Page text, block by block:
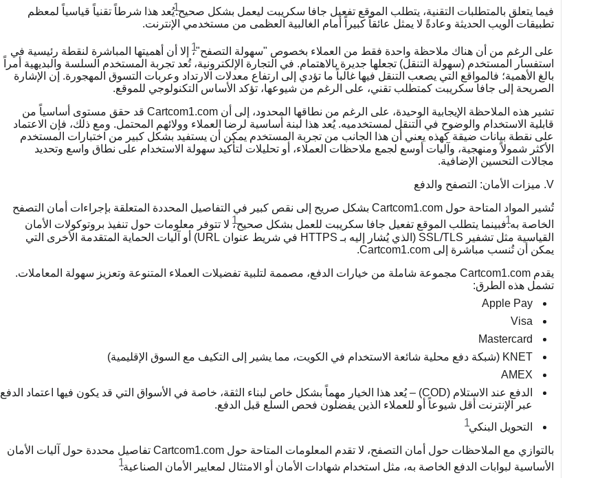
فيما يتعلق بالمتطلبات التقنية، يتطلب الموقع تفعيل جافا سكريبت ليعمل بشكل صحيح.1يُعد هذا شرطاً تقنياً قياسياً لمعظم
تطبيقات الويب الحديثة وعادةً لا يمثل عائقاً كبيراً أمام الغالبية العظمى من مستخدمي الإنترنت.
على الرغم من أن هناك ملاحظة واحدة فقط من العملاء بخصوص "سهولة التصفح"1، إلا أن أهميتها المباشرة لنقطة رئيسية في
استفسار المستخدم (سهولة التنقل) تجعلها جديرة بالاهتمام. في التجارة الإلكترونية، تُعد تجربة المستخدم السلسة والبديهية أمراً
بالغ الأهمية؛ فالمواقع التي يصعب التنقل فيها غالباً ما تؤدي إلى ارتفاع معدلات الارتداد وعربات التسوق المهجورة. إن الإشارة
الصريحة إلى جافا سكريبت كمتطلب تقني، على الرغم من شيوعها، تؤكد الأساس التكنولوجي للموقع.
تشير هذه الملاحظة الإيجابية الوحيدة، على الرغم من نطاقها المحدود، إلى أن Cartcom1.com قد حقق مستوى أساسياً من
قابلية الاستخدام والوضوح في التنقل لمستخدميه. يُعد هذا لبنة أساسية لرضا العملاء وولائهم المحتمل. ومع ذلك، فإن الاعتماد
على نقطة بيانات ضيقة كهذه يعني أن هذا الجانب من تجربة المستخدم يمكن أن يستفيد بشكل كبير من اختبارات المستخدم
الأكثر شمولاً ومنهجية، وآليات أوسع لجمع ملاحظات العملاء، أو تحليلات لتأكيد سهولة الاستخدام على نطاق واسع وتحديد
مجالات التحسين الإضافية.
V. ميزات الأمان: التصفح والدفع
تُشير المواد المتاحة حول Cartcom1.com بشكل صريح إلى نقص كبير في التفاصيل المحددة المتعلقة بإجراءات أمان التصفح
الخاصة به.1فبينما يتطلب الموقع تفعيل جافا سكريبت للعمل بشكل صحيح1، لا تتوفر معلومات حول تنفيذ بروتوكولات الأمان
القياسية مثل تشفير SSL/TLS (الذي يُشار إليه بـ HTTPS في شريط عنوان URL) أو آليات الحماية المتقدمة الأخرى التي
يمكن أن تُنسب مباشرة إلى Cartcom1.com.
يقدم Cartcom1.com مجموعة شاملة من خيارات الدفع، مصممة لتلبية تفضيلات العملاء المتنوعة وتعزيز سهولة المعاملات.
تشمل هذه الطرق:
Apple Pay
Visa
Mastercard
KNET (شبكة دفع محلية شائعة الاستخدام في الكويت، مما يشير إلى التكيف مع السوق الإقليمية)
AMEX
الدفع عند الاستلام (COD) – يُعد هذا الخيار مهماً بشكل خاص لبناء الثقة، خاصة في الأسواق التي قد يكون فيها اعتماد الدفع
عبر الإنترنت أقل شيوعاً أو للعملاء الذين يفضلون فحص السلع قبل الدفع.
التحويل البنكي1
بالتوازي مع الملاحظات حول أمان التصفح، لا تقدم المعلومات المتاحة حول Cartcom1.com تفاصيل محددة حول آليات الأمان
الأساسية لبوابات الدفع الخاصة به، مثل استخدام شهادات الأمان أو الامتثال لمعايير الأمان الصناعية.1